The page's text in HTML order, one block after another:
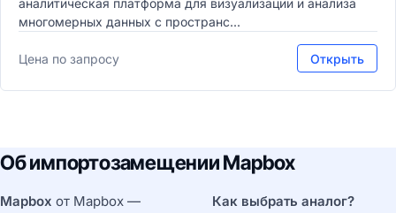
аналитическая платформа для визуализации и анализа
многомерных данных с пространс...
Цена по запросу Открыть
Об импортозамещении Mapbox
Mapbox от Mapbox —
Как выбрать аналог?